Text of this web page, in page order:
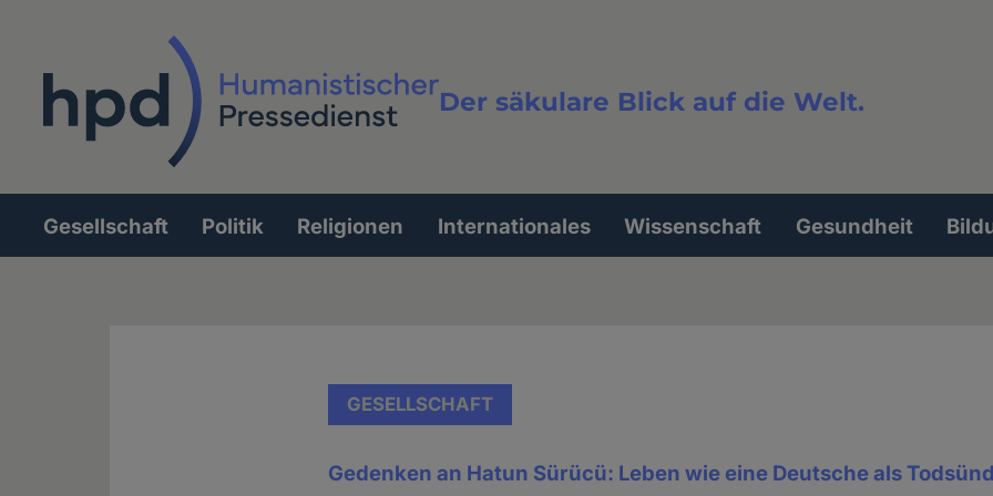
Der säkulare Blick auf die Welt.
Volltextsuche
Hauptnavigation
Gesellschaft Politik Religionen Internationales Wissenschaft Gesundheit
GESELLSCHAFT
Gedenken an Hatun Sürücü: Leben wie eine Deutsche als